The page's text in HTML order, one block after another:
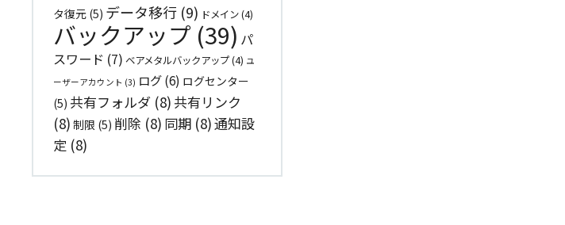
タ復元 (5) データ移行 (9) ドメイン(4)
バックアップ (39) パ
スワード (7) ベアメタルバックアップ(4) ユ
ーザーアカウント (3) ログ(6) ログセンター
(5) 共有フォルダ (8) 共有リンク
(8) 制限 (5) 削除 (8) 同期 (8)通知設
定 (8)